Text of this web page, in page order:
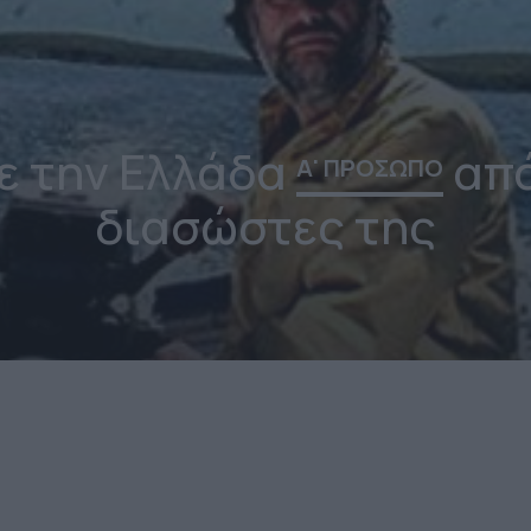
την ΕλλάδαΑ' ΠΡΟΣΩΠΟ
διασώστες της